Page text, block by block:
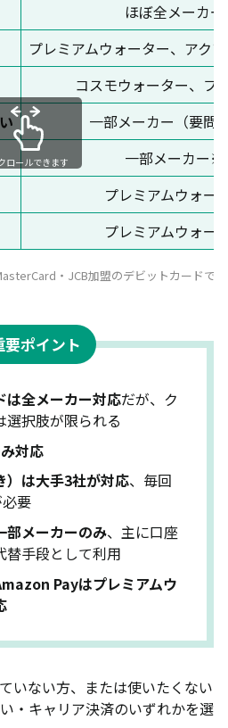
支払い方法一覧｜メリット・
払い
き落とし）
）
い）
法（コンビニ払い・キャリア決済
支払方法についてよくある質
などのキャッシュレス決済
サーバーはある？
浄水型ウォーターサーバーはあ
水道直結型ウォーターサーバーは
ーの支払いで口座残高不足や支払
うなる？
ーの口座振替手数料はいくら？
ほぼ全メーカー
プレミアムウォーター、アク
コスモウォーター、フ
一部メーカー（要問
一部メーカー※
プレミアムウォー
プレミアムウォー
・JCB加盟のデビットカードで
ロールできます
ポイント
は全メーカー対応だが、ク
選択肢が限られる
対応
）は大手3社が対応、毎回
要
部メーカーのみ、主に口座
替手段として利用
Payはプレミアムウ
いない方、または使いたくない
・キャリア決済のいずれかを選